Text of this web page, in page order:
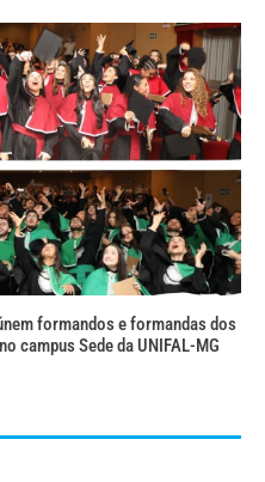
formandos e formandas dos
campus Sede da UNIFAL-MG